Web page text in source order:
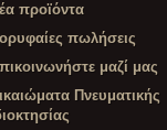
προϊόντα
πωλήσεις
μαζί μας
Πνευματικής